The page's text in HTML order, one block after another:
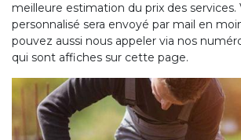
meilleure estimation du prix des services.
personnalisé sera envoyé par mail en
pouvez aussi nous appeler via nos
qui sont affiches sur cette page.